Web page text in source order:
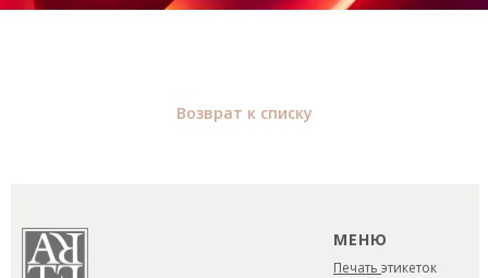
Возврат к списку
МЕНЮ
Печать этикеток